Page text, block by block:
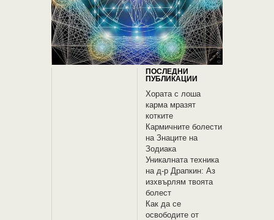
ПОСЛЕДНИ
ПУБЛИКАЦИИ
Хората с лоша
карма мразят
котките
Кармичните болести
на Знаците на
Зодиака
Уникалната техника
на д-р Драпкин: Аз
изхвърлям твоята
болест
Как да се
освободите от